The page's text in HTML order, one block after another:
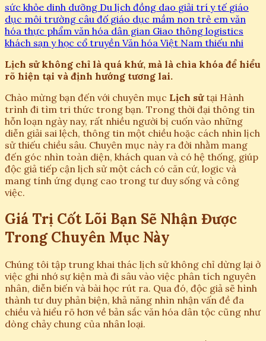
sức khỏe dinh dưỡng Du lịch đồng dao giải trí y tế giáo
dục môi trường câu đố giáo dục mầm non trẻ em văn
hóa thực phẩm văn hóa dân gian Giao thông logistics
khách sạn y học cổ truyền Văn hóa Việt Nam thiếu nhi
Lịch sử không chỉ là quá khứ, mà là chìa khóa để hiểu
rõ hiện tại và định hướng tương lai.
Chào mừng bạn đến với chuyên mục Lịch sửtại Hành
trình đi tìm tri thức trong bạn. Trong thời đại thông tin
hỗn loạn ngày nay, rất nhiều người bị cuốn vào những
diễn giải sai lệch, thông tin một chiều hoặc cách nhìn lịch
sử thiếu chiều sâu. Chuyên mục này ra đời nhằm mang
đến góc nhìn toàn diện, khách quan và có hệ thống, giúp
độc giả tiếp cận lịch sử một cách có căn cứ, logic và
mang tính ứng dụng cao trong tư duy sống và công
việc.
Giá Trị Cốt Lõi Bạn Sẽ Nhận Được
Trong Chuyên Mục Này
Chúng tôi tập trung khai thác lịch sử không chỉ dừng lại ở
việc ghi nhớ sự kiện mà đi sâu vào việc phân tích nguyên
nhân, diễn biến và bài học rút ra. Qua đó, độc giả sẽ hình
thành tư duy phản biện, khả năng nhìn nhận vấn đề đa
chiều và hiểu rõ hơn về bản sắc văn hóa dân tộc cũng như
dòng chảy chung của nhân loại.